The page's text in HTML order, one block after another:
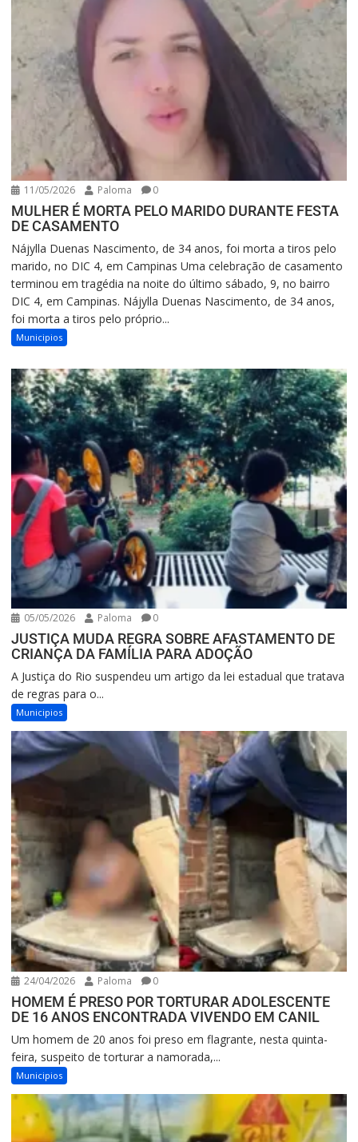
11/05/2026 Paloma 0
MULHER É MORTA PELO MARIDO DURANTE FESTA
DE CASAMENTO
Nájylla Duenas Nascimento, de 34 anos, foi morta a tiros pelo
marido, no DIC 4, em Campinas Uma celebração de casamento
terminou em tragédia na noite do último sábado, 9, no bairro
DIC 4, em Campinas. Nájylla Duenas Nascimento, de 34 anos,
foi morta a tiros pelo próprio...
Municipios
05/05/2026 Paloma 0
JUSTIÇA MUDA REGRA SOBRE AFASTAMENTO DE
CRIANÇA DA FAMÍLIA PARA ADOÇÃO
A Justiça do Rio suspendeu um artigo da lei estadual que tratava
de regras para o...
Municipios
24/04/2026 Paloma 0
HOMEM É PRESO POR TORTURAR ADOLESCENTE
DE 16 ANOS ENCONTRADA VIVENDO EM CANIL
Um homem de 20 anos foi preso em flagrante, nesta quinta-
feira, suspeito de torturar a namorada,...
Municipios